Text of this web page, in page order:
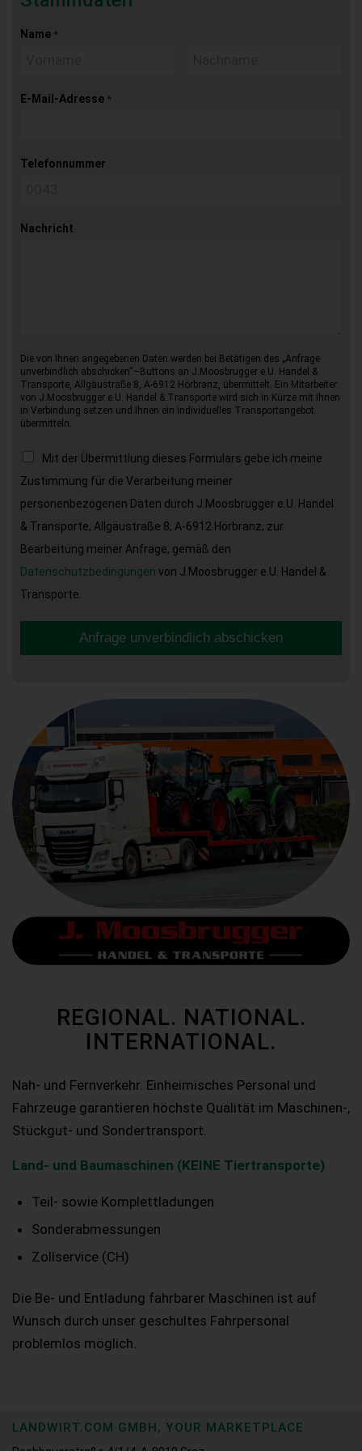
Name *
E-Mail-Adresse *
Telefonnummer
Nachricht
Die von Ihnen angegebenen Daten werden bei Betätigen des „Anfrage
unverbindlich abschicken“–Buttons an J.Moosbrugger e.U. Handel &
Transporte, Allgäustraße 8, A-6912 Hörbranz, übermittelt. Ein Mitarbeiter
von J.Moosbrugger e.U. Handel & Transporte wird sich in Kürze mit Ihnen
in Verbindung setzen und Ihnen ein individuelles Transportangebot
übermitteln.
Mit der Übermittlung dieses Formulars gebe ich meine
Zustimmung für die Verarbeitung meiner
personenbezogenen Daten durch J.Moosbrugger e.U. Handel
& Transporte, Allgäustraße 8, A-6912 Hörbranz, zur
Bearbeitung meiner Anfrage, gemäß den
Datenschutzbedingungen von J.Moosbrugger e.U. Handel &
Transporte.
Anfrage unverbindlich abschicken
REGIONAL. NATIONAL.
INTERNATIONAL.
Nah- und Fernverkehr. Einheimisches Personal und
Fahrzeuge garantieren höchste Qualität im Maschinen-,
Stückgut- und Sondertransport.
Land- und Baumaschinen (KEINE Tiertransporte)
Teil- sowie Komplettladungen
Sonderabmessungen
Zollservice (CH)
Die Be- und Entladung fahrbarer Maschinen ist auf
Wunsch durch unser geschultes Fahrpersonal
problemlos möglich.
LANDWIRT.COM GMBH, YOUR MARKETPLACE